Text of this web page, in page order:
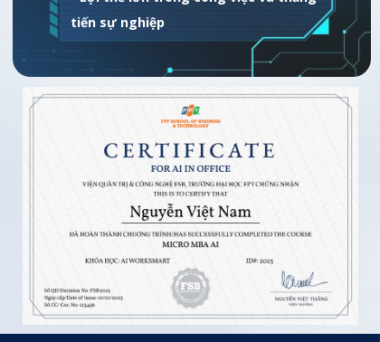
tiến sự nghiệp